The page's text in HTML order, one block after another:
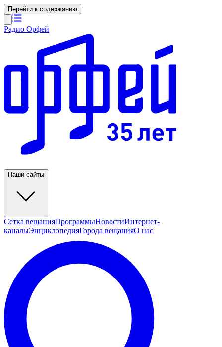
Перейти к содержанию
Радио Орфей
Наши сайты
Сетка вещанияПрограммыНовостиИнтернет-
каналыЭнциклопедияГорода вещанияО нас